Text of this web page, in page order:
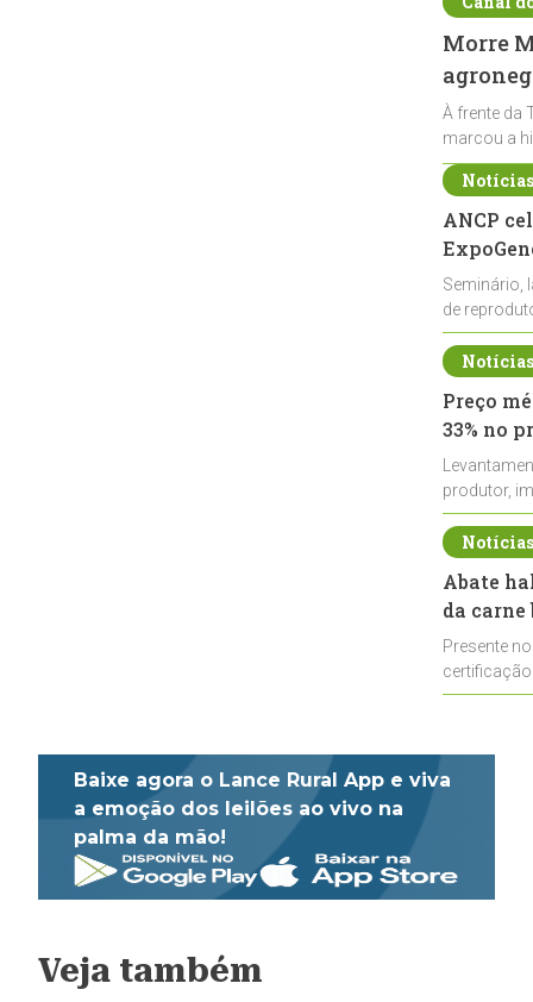
Morre
À frente da
marcou a
ANCP
Seminário,
de
durante a
Preço
33% no
produtor,
de leite cru
Abate
da
Presente
Baixe agora o Lance Rural App e viva
a emoção dos leilões ao vivo na
palma da mão!
Veja também